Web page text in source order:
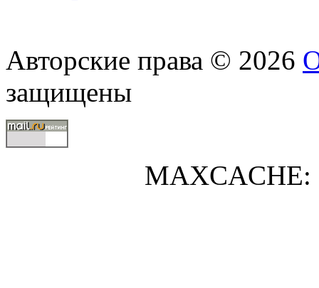
Авторские права © 2026
защищены
MAXCACHE: